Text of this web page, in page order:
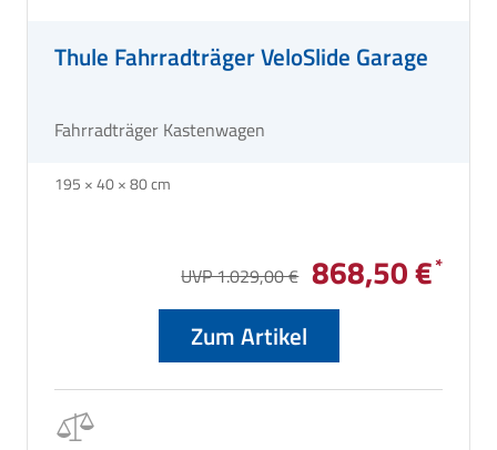
Thule Fahrradträger VeloSlide Garage
Fahrradträger Kastenwagen
UVP 1.029,00 € 868,50 €
Zum Artikel